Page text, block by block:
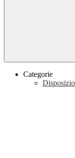
Categorie